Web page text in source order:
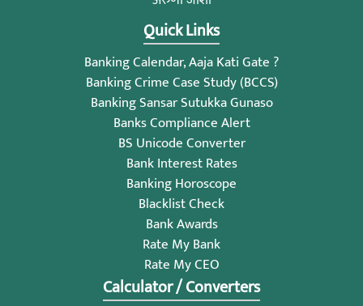
Quick Links
Banking Calendar, Aaja Kati Gate ?
Banking Crime Case Study (BCCS)
Banking Sansar Sutukka Gunaso
Banks Compliance Alert
BS Unicode Converter
Bank Interest Rates
Banking Horoscope
Blacklist Check
Bank Awards
Rate My Bank
Rate My CEO
Calculator / Converters